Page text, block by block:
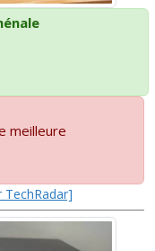
meilleure